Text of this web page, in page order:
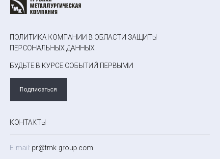
ПОЛИТИКА КОМПАНИИ В ОБЛАСТИ ЗАЩИТЫ
ПЕРСОНАЛЬНЫХ ДАННЫХ
БУДЬТЕ В КУРСЕ СОБЫТИЙ ПЕРВЫМИ
Подписаться
КОНТАКТЫ
E-mail: pr@tmk-group.com